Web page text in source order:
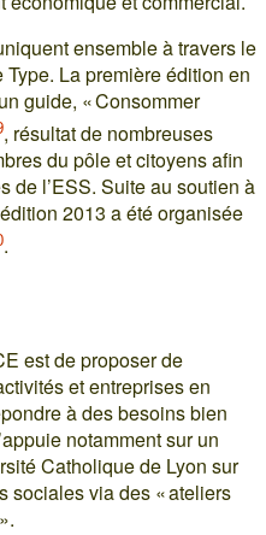
ensemble à travers le
La première édition en
guide, « Consommer
, résultat de nombreuses
du pôle et citoyens afin
de l’ESS. Suite au soutien à
2013 a été organisée
.
est de proposer de
et entreprises en
à des besoins bien
notamment sur un
Catholique de Lyon sur
sociales via des « ateliers